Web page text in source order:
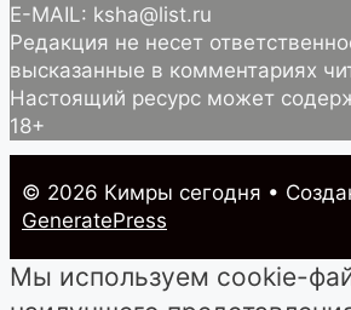
E-MAIL: ksha@list.ru
Редакция не несет
высказанные в комментариях
Настоящий ресурс может
18+
© 2026 Кимры cегодня •
GeneratePress
Мы используем cookie-